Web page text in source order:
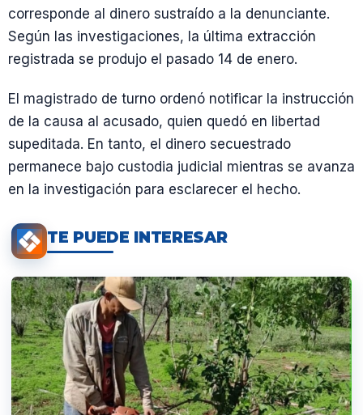
corresponde al dinero sustraído a la denunciante.
Según las investigaciones, la última extracción
registrada se produjo el pasado 14 de enero.
El magistrado de turno ordenó notificar la instrucción
de la causa al acusado, quien quedó en libertad
supeditada. En tanto, el dinero secuestrado
permanece bajo custodia judicial mientras se avanza
en la investigación para esclarecer el hecho.
TE PUEDE INTERESAR